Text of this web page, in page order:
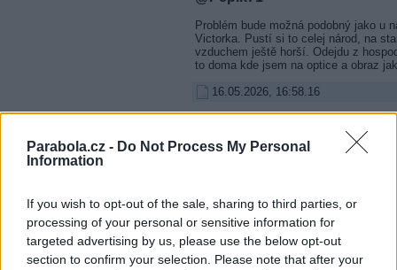
Parabola.cz - Do Not Process My Personal
Information
If you wish to opt-out of the sale, sharing to third parties, or
processing of your personal or sensitive information for
targeted advertising by us, please use the below opt-out
section to confirm your selection. Please note that after your
Problém bude možná podobný jako u
Victorka. Pustí si to celej národ, na
vzduchem ještě horší. Odejdu z
to doma kde jsem na optice a obraz
16.05.2026, 16:58.16
Včera to cukalo dnes je to dobrý na
16.05.2026, 20:47.51
@Pepik71